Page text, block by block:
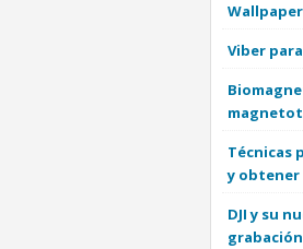
Viber
Técnicas
y obtener
DJI y su